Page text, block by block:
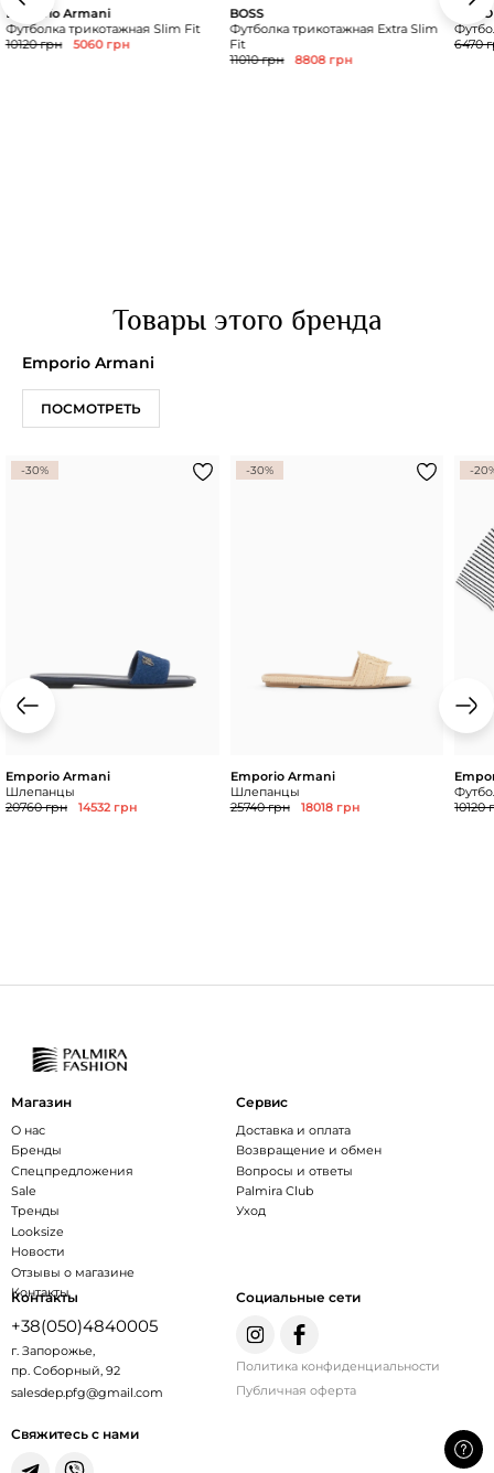
Emporio Armani
Футболка трикотажная Slim Fit
10120 грн
5060 грн
BOSS
Футболка трикотажная Extra Slim
Fit
11010 грн
8808 грн
HUGO
6470
Товары этого бренда
Emporio Armani
ПОСМОТРЕТЬ
-30%
Emporio Armani
Шлепанцы
20760 грн
14532 грн
-30%
Emporio Armani
Шлепанцы
25740 грн
18018 грн
-
10120
Магазин
О нас
Бренды
Спецпредложения
Sale
Тренды
Looksize
Новости
Отзывы о магазине
Контакты
Сервис
Доставка и оплата
Возвращение и обмен
Вопросы и ответы
Palmira Club
Уход
Контакты
+38(050)4840005
г. Запорожье,
пр. Соборный, 92
salesdep.pfg@gmail.com
Свяжитесь с нами
Социальные сети
Политика конфиденциальности
Публичная оферта